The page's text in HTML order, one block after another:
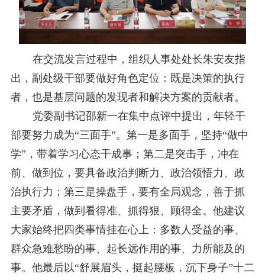
在交流发言过程中 ，组织人事处处长朱安友指
出， 副处级干部要做好角色定位 ： 既是决策的执行
者，也是基层问题的发现者和解决方案的贡献者。
党委副书记邵新一在集中点评中提出，年轻干
部要努力成为“三面手”。第一是多面手，坚持“做中
学”，带着学习心态干成事；第二是突击手，冲在
前、做到位，要具备政治判断力、政治领悟力、政
治执行力；第三是操盘手， 要有全局观念，善于抓
主要矛盾，做到看得准、抓得狠、顾得全。他建议
大家始终把四类事情挂在心上：多数人受益的事、
群众急难愁盼的事、起长远作用的事、力所能及的
事。他最后以“舒展眉头，挺起腰板，沉下身子”十二